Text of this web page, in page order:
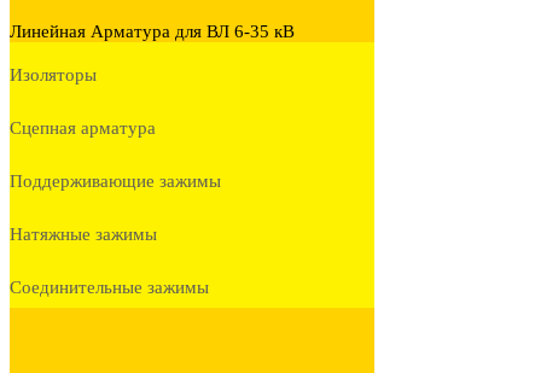
Линейная Арматура для ВЛ 6-35 кВ
Изоляторы
Сцепная арматура
Поддерживающие зажимы
Натяжные зажимы
Соединительные зажимы